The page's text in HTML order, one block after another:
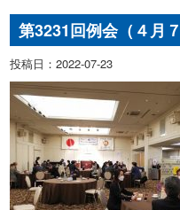
第3231回例会（４月７
投稿日：2022-07-23